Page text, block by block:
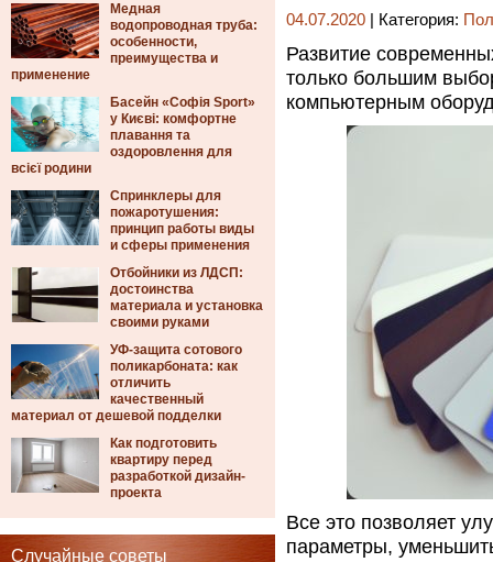
Медная
водопроводная труба:
особенности,
преимущества и
применение
Басейн «Софія Sport»
у Києві: комфортне
плавання та
оздоровлення для
всієї родини
Спринклеры для
пожаротушения:
принцип работы виды
и сферы применения
Отбойники из ЛДСП:
достоинства
материала и установка
своими руками
УФ-защита сотового
поликарбоната: как
отличить
качественный
материал от дешевой подделки
Как подготовить
квартиру перед
разработкой дизайн-
проекта
Случайные советы
04.07.2020 | Категория:
Развитие
только большим
компьютерным
Все это позволяет
параметры,